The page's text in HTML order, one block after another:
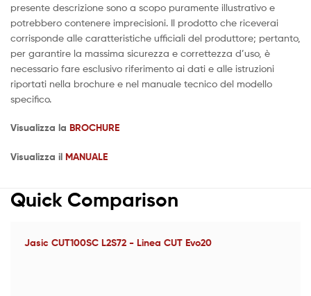
presente descrizione sono a scopo puramente illustrativo e
potrebbero contenere imprecisioni. Il prodotto che riceverai
corrisponde alle caratteristiche ufficiali del produttore; pertanto,
per garantire la massima sicurezza e correttezza d’uso, è
necessario fare esclusivo riferimento ai dati e alle istruzioni
riportati nella brochure e nel manuale tecnico del modello
specifico.
Visualizza la BROCHURE
Visualizza il MANUALE
Quick Comparison
Jasic CUT100SC L2S72 - Linea CUT Evo20